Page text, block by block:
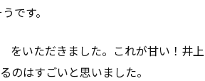
です。
いただきました。これが甘い！井
のはすごいと思いました。